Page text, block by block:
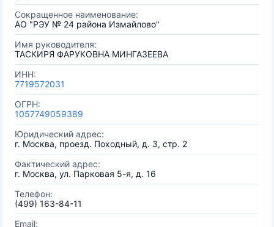
Сокращенное наименование:
АО "РЭУ № 24 района Измайлово"
Имя руководителя:
ТАСКИРЯ ФАРУКОВНА МИНГАЗЕЕВА
ИНН:
7719572031
ОГРН:
1057749059389
Юридический адрес:
г. Москва, проезд. Походный, д. 3, стр. 2
Фактический адрес:
г. Москва, ул. Парковая 5-я, д. 16
Телефон:
(499) 163-84-11
Email: